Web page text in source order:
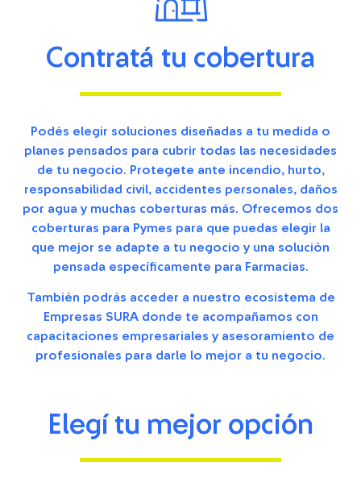
Contratá tu cobertura
Podés elegir soluciones diseñadas a tu medida o
planes pensados para cubrir todas las necesidades
de tu negocio. Protegete ante incendio, hurto,
responsabilidad civil, accidentes personales, daños
por agua y muchas coberturas más. Ofrecemos dos
coberturas para Pymes para que puedas elegir la
que mejor se adapte a tu negocio y una solución
pensada específicamente para Farmacias.
También podrás acceder a nuestro ecosistema de
Empresas SURA donde te acompañamos con
capacitaciones empresariales y asesoramiento de
profesionales para darle lo mejor a tu negocio.
Elegí tu mejor opción